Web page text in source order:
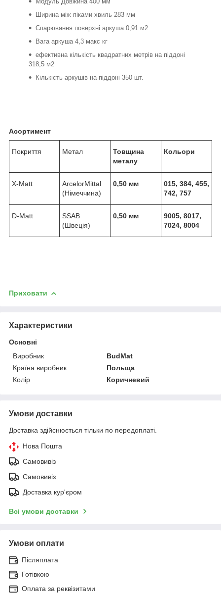
Ширина між піками хвиль 283 мм
Спарювання поверхні аркуша 0,91 м2
Вага аркуша 4,3 макс кг
ефективна кількість квадратних метрів на піддоні
318,5 м2
Кількість аркушів на піддоні 350 шт.
Асортимент
Покриття Метал
Товщина
металу
Кольори
X-Matt
ArcelorMittal
(Німеччина)
0,50 мм
015, 384, 455,
742, 757
D-Matt
SSAB
(Швеція)
0,50 мм
9005, 8017,
7024, 8004
Приховати
Характеристики
Основні
Виробник
BudMat
Країна виробник
Польща
Колір
Коричневий
Умови доставки
Доставка здійснюється тільки по передоплаті.
Нова Пошта
Самовивіз
Самовивіз
Доставка кур'єром
Всі умови доставки
Умови оплати
Післяплата
Готівкою
Оплата за реквізитами